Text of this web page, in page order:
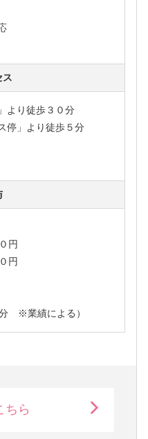
ス
より徒歩３０分
停」より徒歩５分
円
円
※業績による）
ちら